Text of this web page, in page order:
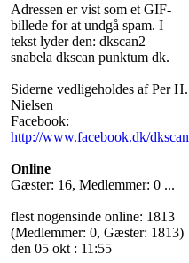
Adressen er vist som et GIF-
billede for at undgå spam. I
tekst lyder den: dkscan2
snabela dkscan punktum dk.
Siderne vedligeholdes af Per H.
Nielsen
Facebook:
http://www.facebook.dk/dkscan
Online
Gæster: 16, Medlemmer: 0 ...
flest nogensinde online: 1813
(Medlemmer: 0, Gæster: 1813)
den 05 okt : 11:55